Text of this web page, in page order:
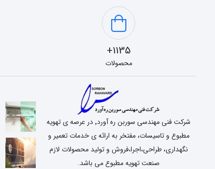
1135+
محصولات
شرکت فنی مهندسی سوربن ره آورد٬ در عرصه ی تهویه
مطبوع و تاسیسات، مفتخر به ارائه ی خدمات تعمیر و
نگهداری، طراحی،اجرا،فروش و تولید محصولات لازم
صنعت تهویه مطبوع می باشد.